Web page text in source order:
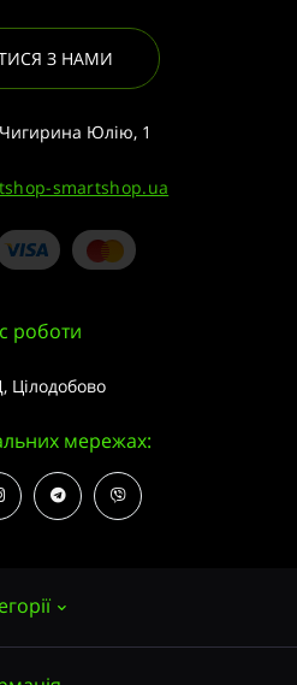
З НАМИ
Юлію, 1
smartshop.ua
роботи
Цілодобово
мережах: